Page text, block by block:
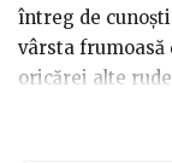
întreg de
vârsta frumoasă
oricărei alte
carte drăguță și